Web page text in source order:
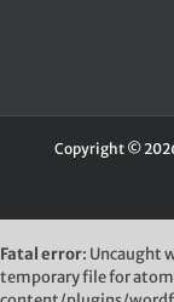
Copyright ©
Fatal error: Uncaught
temporary file for